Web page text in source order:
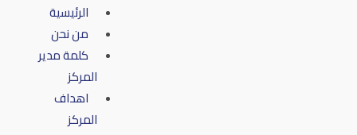
الرئيسية
من نحن
كلمة مدير
المركز
اهداف
المركز